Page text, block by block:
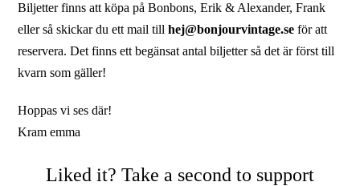
Biljetter finns att köpa på Bonbons, Erik & Alexander, Frank
eller så skickar du ett mail tillhej@bonjourvintage.se för att
reservera. Det finns ett begänsat antal biljetter så det är först till
kvarn som gäller!
Hoppas vi ses där!
Kram emma
Liked it? Take a second to support